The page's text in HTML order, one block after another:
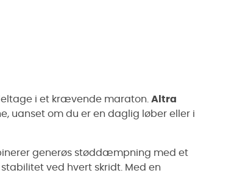
i et krævende maraton. Altra
uanset om du er en daglig løber eller i
generøs støddæmpning med et
ved hvert skridt. Med en